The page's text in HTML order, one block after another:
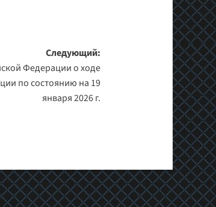
Следующий:
Федерации о ходе
по состоянию на 19
января 2026 г.